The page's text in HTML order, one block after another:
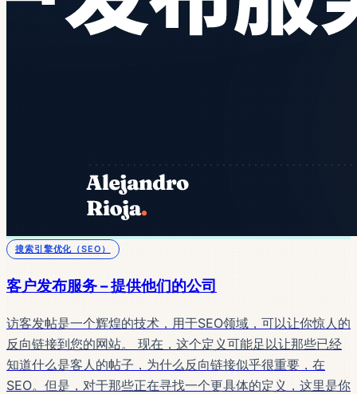
搜索引擎优化（SEO）
客户发布服务 – 提供他们的公司
访客发帖是一个辉煌的技术，用于SEO领域，可以让你惊人的
反向链接到您的网站。 现在，这个定义可能足以让那些已经
知道什么是客人的帖子，为什么反向链接似乎很重要，在
SEO。但是，对于那些正在寻找一个更具体的定义，这里是你